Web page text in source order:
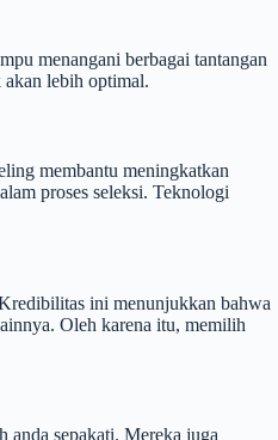
menangani berbagai tantangan
akan lebih optimal.
membantu meningkatkan
proses seleksi. Teknologi
ini menunjukkan bahwa
Oleh karena itu, memilih
anda sepakati. Mereka juga